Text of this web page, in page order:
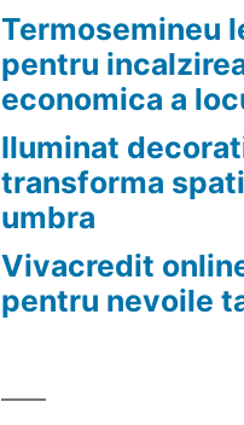
Termosemineu
pentru
economica a
Iluminat
transforma
umbra
Vivacredit
pentru nevoile